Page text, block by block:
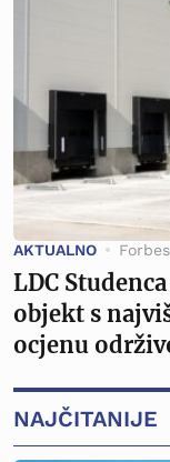
AKTUALNO
LDC
objekt s
ocjenu
NAJČITANIJE